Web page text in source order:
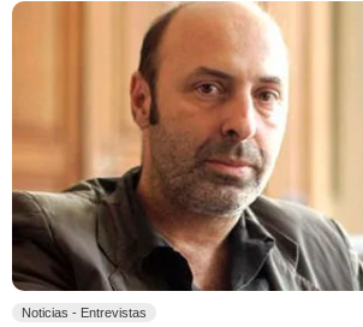
Noticias - Entrevistas